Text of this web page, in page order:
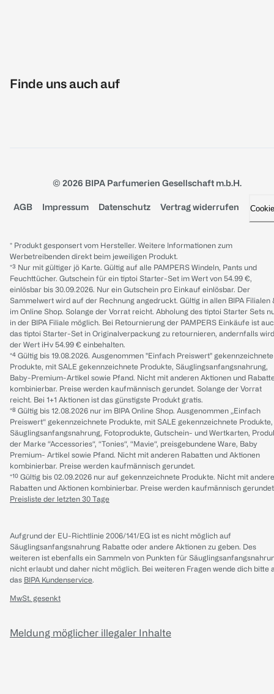
Finde uns auch auf
© 2026 BIPA Parfumerien Gesellschaft m.b.H.
AGB Impressum Datenschutz Vertrag widerrufen
* Produkt gesponsert vom Hersteller. Weitere Informationen zum
Werbetreibenden direkt beim jeweiligen Produkt.
*³ Nur mit gültiger jö Karte. Gültig auf alle PAMPERS Windeln, Pants und
Feuchttücher. Gutschein für ein tiptoi Starter-Set im Wert von 54.99 €,
einlösbar bis 30.09.2026. Nur ein Gutschein pro Einkauf einlösbar. Der
Sammelwert wird auf der Rechnung angedruckt. Gültig in allen BIPA Filialen
im Online Shop. Solange der Vorrat reicht. Abholung des tiptoi Starter Sets
in der BIPA Filiale möglich. Bei Retournierung der PAMPERS Einkäufe ist
das tiptoi Starter-Set in Originalverpackung zu retournieren, andernfalls wird
der Wert iHv 54.99 € einbehalten.
*⁴ Gültig bis 19.08.2026. Ausgenommen "Einfach Preiswert" gekennzeichnete
Produkte, mit SALE gekennzeichnete Produkte, Säuglingsanfangsnahrung,
Baby-Premium-Artikel sowie Pfand. Nicht mit anderen Aktionen und
kombinierbar. Preise werden kaufmännisch gerundet. Solange der Vorrat
reicht. Bei 1+1 Aktionen ist das günstigste Produkt gratis.
*⁸ Gültig bis 12.08.2026 nur im BIPA Online Shop. Ausgenommen „Einfach
Preiswert“ gekennzeichnete Produkte, mit SALE gekennzeichnete Produkte,
Säuglingsanfangsnahrung, Fotoprodukte, Gutschein- und Wertkarten,
der Marke “Accessories“, “Tonies“, “Mavie“, preisgebundene Ware, Baby
Premium- Artikel sowie Pfand. Nicht mit anderen Rabatten und Aktionen
kombinierbar. Preise werden kaufmännisch gerundet.
*¹⁰ Gültig bis 02.09.2026 nur auf gekennzeichnete Produkte. Nicht mit
Rabatten und Aktionen kombinierbar. Preise werden kaufmännisch
Preisliste der letzten 30 Tage
Aufgrund der EU-Richtlinie 2006/141/EG ist es nicht möglich auf
Säuglingsanfangsnahrung Rabatte oder andere Aktionen zu geben. Des
weiteren ist ebenfalls ein Sammeln von Punkten für
nicht erlaubt und daher nicht möglich. Bei weiteren Fragen wende dich bitte
das BIPA Kundenservice.
MwSt. gesenkt
Meldung möglicher illegaler Inhalte